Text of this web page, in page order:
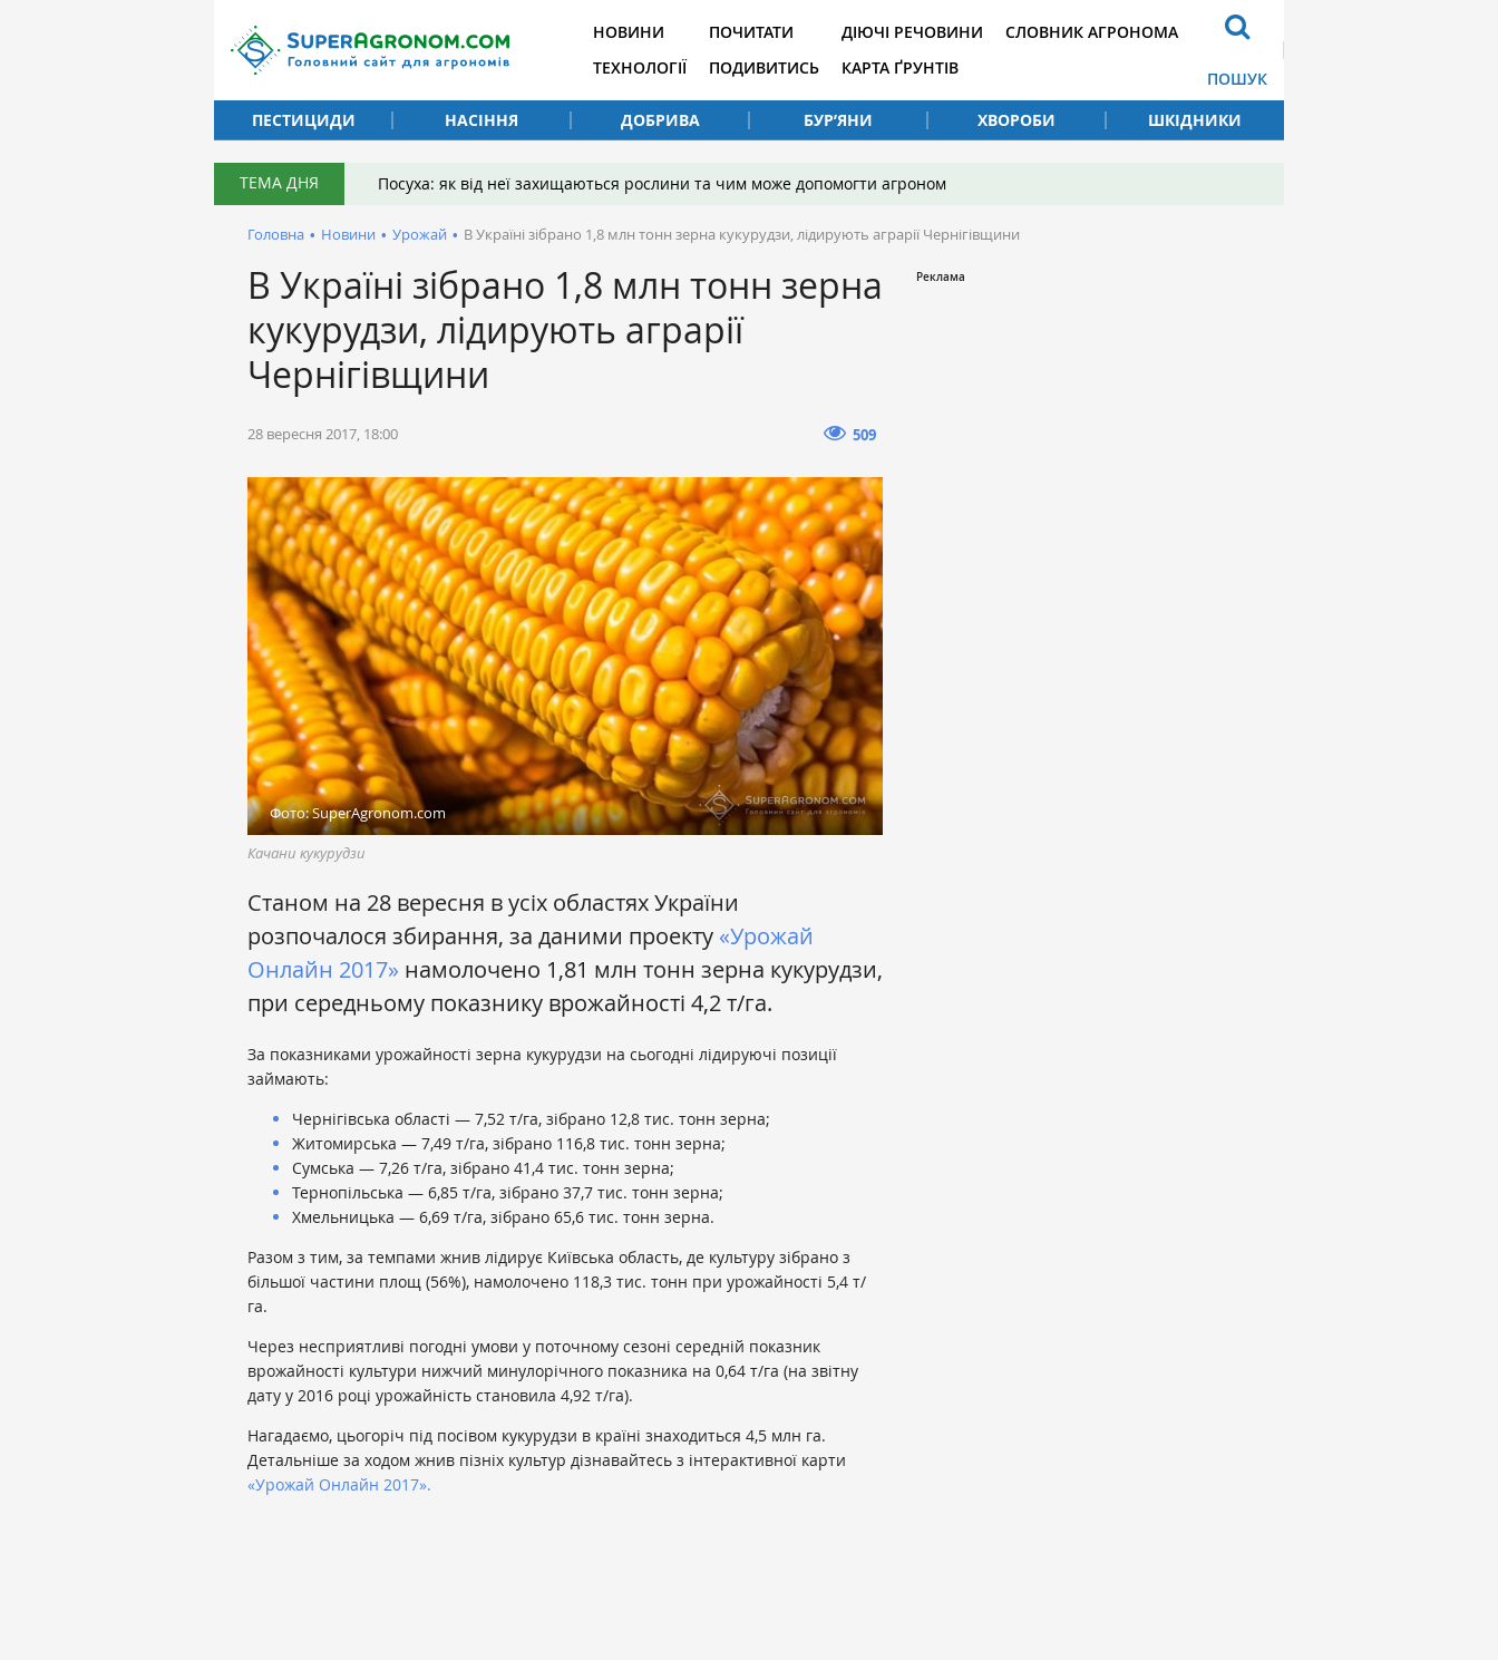
НОВИНИ
ТЕХНОЛОГІЇ
ПОЧИТАТИ
ПОДИВИТИСЬ
ДІЮЧІ РЕЧОВИНИ
КАРТА ҐРУНТІВ
СЛОВНИК АГРОНОМА
ПОШУК
ПЕСТИЦИДИ
НАСІННЯ ДОБРИВА БУР’ЯНИ ХВОРОБИ ШКІДНИКИ
ТЕМА ДНЯ Посуха: як від неї захищаються рослини та чим може допомогти агроном
Головна • Новини • Урожай • В Україні зібрано 1,8 млн тонн зерна кукурудзи, лідирують аграрії Чернігівщини
В Україні зібрано 1,8 млн тонн зерна
кукурудзи, лідирують аграрії
Чернігівщини
28 вересня 2017, 18:00 509
Фото: SuperAgronom.com
Качани кукурудзи
Станом на 28 вересня в усіх областях України
розпочалося збирання, за даними проекту «Урожай
Онлайн 2017» намолочено 1,81 млн тонн зерна кукурудзи,
при середньому показнику врожайності 4,2 т/га.
За показниками урожайності зерна кукурудзи на сьогодні лідируючі позиції
займають:
Чернігівська області — 7,52 т/га, зібрано 12,8 тис. тонн зерна;
Житомирська — 7,49 т/га, зібрано 116,8 тис. тонн зерна;
Сумська — 7,26 т/га, зібрано 41,4 тис. тонн зерна;
Тернопільська — 6,85 т/га, зібрано 37,7 тис. тонн зерна;
Хмельницька — 6,69 т/га, зібрано 65,6 тис. тонн зерна.
Разом з тим, за темпами жнив лідирує Київська область, де культуру зібрано з
більшої частини площ (56%), намолочено 118,3 тис. тонн при урожайності 5,4 т/
га.
Через несприятливі погодні умови у поточному сезоні середній показник
врожайності культури нижчий минулорічного показника на 0,64 т/га (на звітну
дату у 2016 році урожайність становила 4,92 т/га).
Нагадаємо, цьогоріч під посівом кукурудзи в країні знаходиться 4,5 млн га.
Детальніше за ходом жнив пізніх культур дізнавайтесь з інтерактивної карти
«Урожай Онлайн 2017».